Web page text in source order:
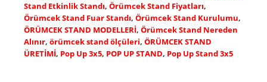
Stand Etkinlik Standı, Örümcek Stand Fiyatları,
Örümcek Stand Fuar Standı, Örümcek Stand Kurulumu,
ÖRÜMCEK STAND MODELLERİ, Örümcek Stand Nereden
Alınır, örümcek stand ölçüleri, ÖRÜMCEK STAND
ÜRETİMİ, Pop Up 3x5, POP UP STAND, Pop Up Stand 3x5